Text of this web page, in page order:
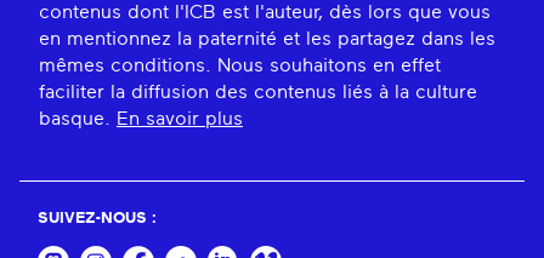
contenus dont l'ICB est l'auteur, dès lors que vous
en mentionnez la paternité et les partagez dans les
mêmes conditions. Nous souhaitons en effet
faciliter la diffusion des contenus liés à la culture
basque. En savoir plus
SUIVEZ-NOUS :